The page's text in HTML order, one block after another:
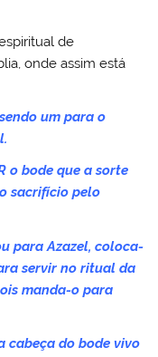
de
onde assim está
um para o
o bode que a sorte
sacrifício pelo
para Azazel, coloca-
servir no ritual da
manda-o para
cabeça do bode vivo